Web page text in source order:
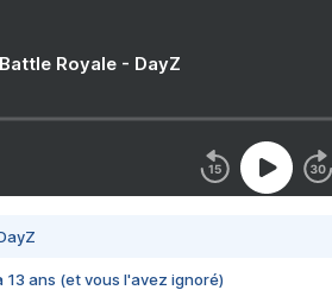
Royale - DayZ
13 ans (et vous l'avez ignoré)